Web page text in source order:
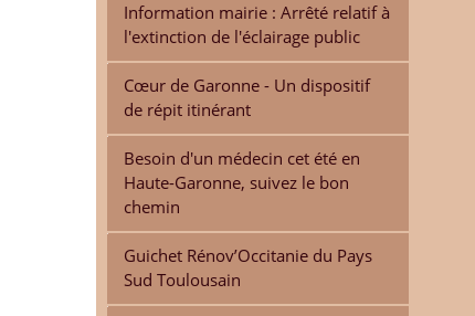
Information mairie : Arrêté relatif à
l'extinction de l'éclairage public
Cœur de Garonne - Un dispositif
de répit itinérant
Besoin d'un médecin cet été en
Haute-Garonne, suivez le bon
chemin
Guichet Rénov’Occitanie du Pays
Sud Toulousain